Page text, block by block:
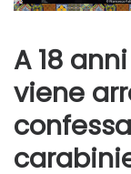
A 18
viene